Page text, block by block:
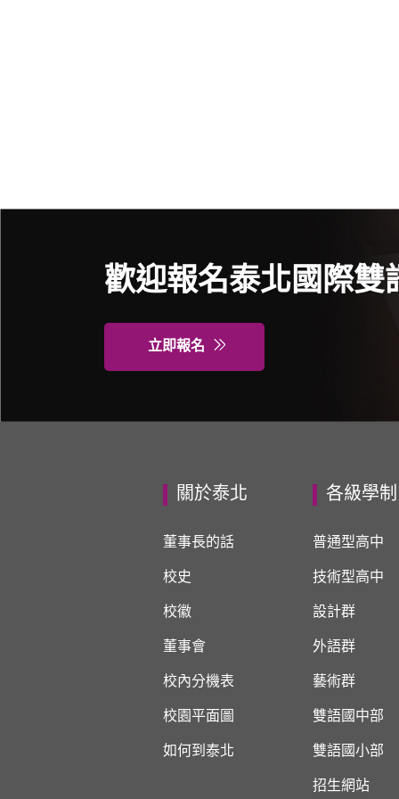
歡迎報名泰北國際雙
立即報名
關於泰北
董事長的話
校史
校徽
董事會
校內分機表
校園平面圖
如何到泰北
各級學制
普通型高中
技術型高中
設計群
外語群
藝術群
雙語國中部
雙語國小部
招生網站